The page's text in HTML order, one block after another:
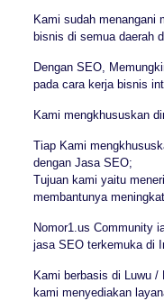
Kami sudah menangani
bisnis di semua daerah
Dengan SEO,
pada cara kerja bisnis
Kami mengkhususkan
Tiap Kami
dengan Jasa SEO;
Tujuan kami yaitu
membantunya
Nomor1.us Community
jasa SEO terkemuka di
Kami berbasis di Luwu
kami menyediakan